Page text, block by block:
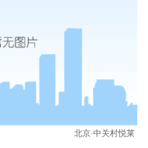
北京·中关村悦莱